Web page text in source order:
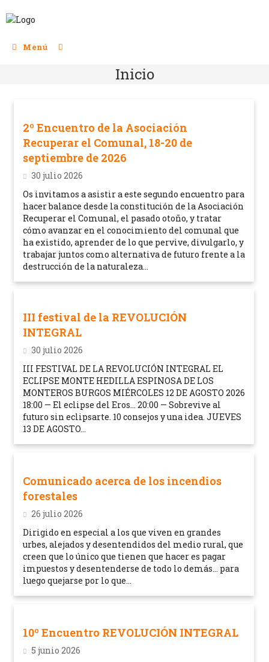
Menú
Inicio
2º Encuentro de la Asociación
Recuperar el Comunal, 18-20 de
septiembre de 2026
30 julio 2026
Os invitamos a asistir a este segundo encuentro para
hacer balance desde la constitución de la Asociación
Recuperar el Comunal, el pasado otoño, y tratar
cómo avanzar en el conocimiento del comunal que
ha existido, aprender de lo que pervive, divulgarlo, y
trabajar juntos como alternativa de futuro frente a la
destrucción de la naturaleza...
III festival de la REVOLUCIÓN
INTEGRAL
30 julio 2026
III FESTIVAL DE LA REVOLUCIÓN INTEGRAL EL
ECLIPSE MONTE HEDILLA ESPINOSA DE LOS
MONTEROS BURGOS MIÉRCOLES 12 DE AGOSTO 2026
18:00 — El eclipse del Eros… 20:00 — Sobrevive al
futuro sin eclipsarte. 10 consejos y una idea. JUEVES
13 DE AGOSTO...
Comunicado acerca de los incendios
forestales
26 julio 2026
Dirigido en especial a los que viven en grandes
urbes, alejados y desentendidos del medio rural, que
creen que lo único que tienen que hacer es pagar
impuestos y desentenderse de todo lo demás… para
luego quejarse por lo que...
10º Encuentro REVOLUCIÓN INTEGRAL
5 junio 2026